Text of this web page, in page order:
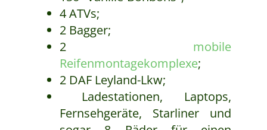
4 ATVs;
2 Bagger;
2 mobile
Reifenmontagekomplexe;
2 DAF Leyland-Lkw;
Ladestationen, Laptops,
Fernsehgeräte, Starliner und